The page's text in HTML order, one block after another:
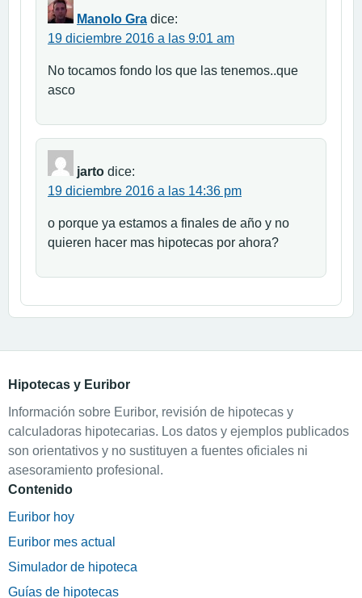
Manolo Gra dice:
19 diciembre 2016 a las 9:01 am
No tocamos fondo los que las tenemos..que
asco
jarto dice:
19 diciembre 2016 a las 14:36 pm
o porque ya estamos a finales de año y no
quieren hacer mas hipotecas por ahora?
Hipotecas y Euribor
Información sobre Euribor, revisión de hipotecas y
calculadoras hipotecarias. Los datos y ejemplos publicados
son orientativos y no sustituyen a fuentes oficiales ni
asesoramiento profesional.
Contenido
Euribor hoy
Euribor mes actual
Simulador de hipoteca
Guías de hipotecas